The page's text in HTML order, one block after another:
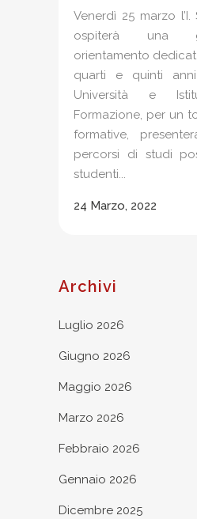
Venerdì 25 marzo
ospiterà una
orientamento
quarti e quinti
Università e
Formazione, per un
formative,
percorsi di studi
studenti...
24 Marzo, 2022
Archivi
Luglio 2026
Giugno 2026
Maggio 2026
Marzo 2026
Febbraio 2026
Gennaio 2026
Dicembre 2025